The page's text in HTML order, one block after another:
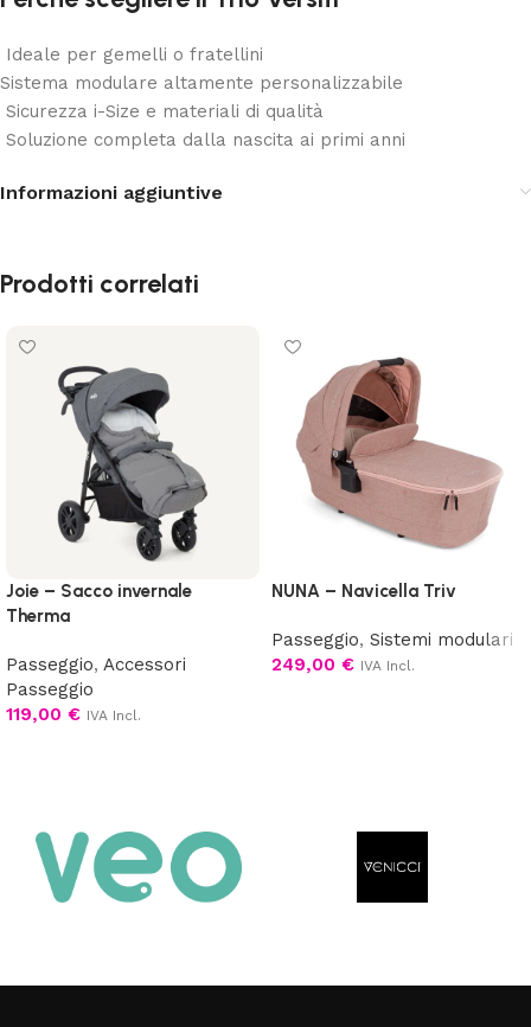
Ideale per gemelli o fratellini
Sistema modulare altamente personalizzabile
Sicurezza i-Size e materiali di qualità
Soluzione completa dalla nascita ai primi anni
Informazioni aggiuntive
Prodotti correlati
Joie – Sacco invernale
Therma
Passeggio, Accessori
Passeggio
119,00 € IVA Incl.
NUNA – Navicella Triv
Passeggio, Sistemi modulari
249,00 € IVA Incl.